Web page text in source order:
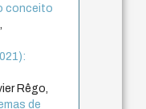
conceito
,
Rêgo,
de